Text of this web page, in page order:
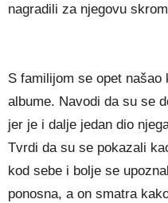
nagradili za njegovu
S familijom se opet
albume. Navodi da su se
jer je i dalje jedan dio
Tvrdi da su se pokazali
kod sebe i bolje se
ponosna, a on smatra